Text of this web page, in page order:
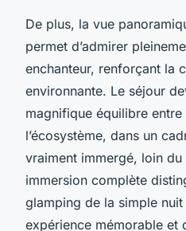
De plus, la vue
permet d’admirer
enchanteur, renforçant la
environnante. Le séjour
magnifique équilibre
l’écosystème, dans un
vraiment immergé, loin
immersion complète
glamping de la simple
expérience mémorable et